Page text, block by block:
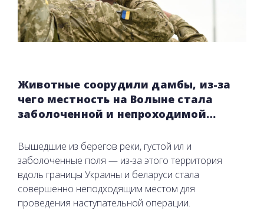
Животные соорудили дамбы, из-за
чего местность на Волыне стала
заболоченной и непроходимой…
Вышедшие из берегов реки, густой ил и
заболоченные поля — из-за этого территория
вдоль границы Украины и беларуси стала
совершенно неподходящим местом для
проведения наступательной операции.